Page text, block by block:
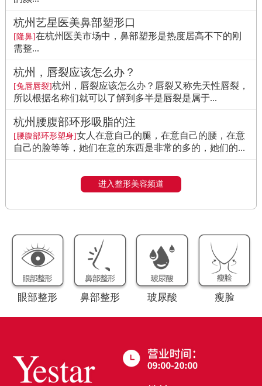
杭州艺星医美鼻部塑形口
[隆鼻]在杭州医美市场中，鼻部塑形是热度居高不下的刚
需整...
杭州，唇裂应该怎么办？
[兔唇唇裂]杭州，唇裂应该怎么办？唇裂又称先天性唇裂，
所以根据名称们就可以了解到多半是唇裂是属于...
杭州腰腹部环形吸脂的注
[腰腹部环形塑身]女人在意自己的腿，在意自己的腰，在意
自己的脸等等，她们在意的东西是非常的多的，她们的...
进入整形美容频道
眼部整形 鼻部整形 玻尿酸 瘦脸